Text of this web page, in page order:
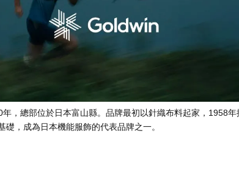
，總部位於日本富山縣。品牌最初以針織布料起家，1958
，成為日本機能服飾的代表品牌之一。